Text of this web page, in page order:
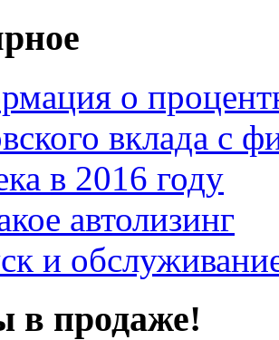
о
вклада с
в 2016 году
автолизинг
и
в продаже!